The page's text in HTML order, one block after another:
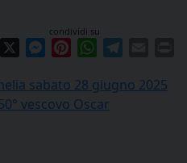
condividi su
Facebook Messenger
PinterestWhatsApp
sabato 28 giugno 2025
vescovo Oscar